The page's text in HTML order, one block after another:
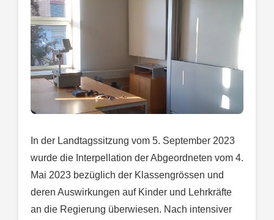
In der Landtagssitzung vom 5. September 2023
wurde die Interpellation der Abgeordneten vom 4.
Mai 2023 bezüglich der Klassengrössen und
deren Auswirkungen auf Kinder und Lehrkräfte
an die Regierung überwiesen. Nach intensiver